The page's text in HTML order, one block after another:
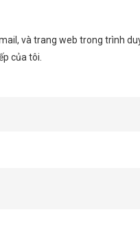
và trang web trong trình
của tôi.